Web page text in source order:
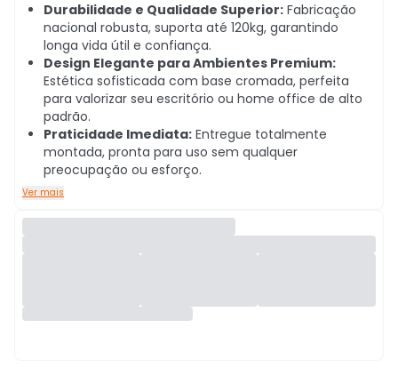
Durabilidade e Qualidade Superior: Fabricação
nacional robusta, suporta até 120kg, garantindo
longa vida útil e confiança.
Design Elegante para Ambientes Premium:
Estética sofisticada com base cromada, perfeita
para valorizar seu escritório ou home office de alto
padrão.
Praticidade Imediata: Entregue totalmente
montada, pronta para uso sem qualquer
preocupação ou esforço.
Ver mais